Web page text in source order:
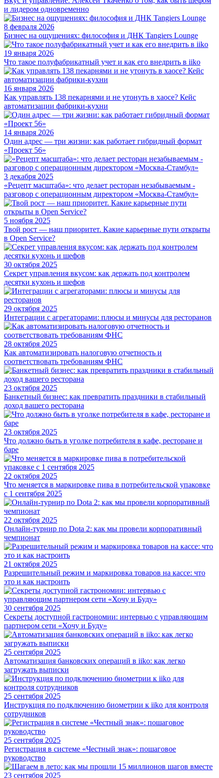
и лидером одновременно
8 февраля 2026
Бизнес на ощущениях: философия и ДНК Tangiers Lounge
19 января 2026
Что такое полуфабрикатный учет и как его внедрить в iiko
16 января 2026
Как управлять 138 пекарнями и не утонуть в хаосе? Кейс
автоматизации фабрики-кухни
14 января 2026
Один адрес — три жизни: как работает гибридный формат
«Проект 56»
3 декабря 2025
«Рецепт масштаба»: что делает ресторан незабываемым -
разговор с операционным директором «Москва-Стамбул»
5 ноября 2025
Твой рост — наш приоритет. Какие карьерные пути открыты
в Open Service?
30 октября 2025
Секрет управления вкусом: как держать под контролем
десятки кухонь и шефов
29 октября 2025
Интеграции с агрегаторами: плюсы и минусы для ресторанов
28 октября 2025
Как автоматизировать налоговую отчетность и
соответствовать требованиям ФНС
23 октября 2025
Банкетный бизнес: как превратить праздники в стабильный
доход вашего ресторана
23 октября 2025
Что должно быть в уголке потребителя в кафе, ресторане и
баре
22 октября 2025
Что меняется в маркировке пива в потребительской упаковке
с 1 сентября 2025
22 октября 2025
Онлайн-турнир по Dota 2: как мы провели корпоративный
чемпионат
21 октября 2025
Разрешительный режим и маркировка товаров на кассе: что
это и как настроить
30 сентября 2025
Секреты доступной гастрономии: интервью с управляющим
партнером сети «Хочу и Буду»
25 сентября 2025
Автоматизация банковских операций в iiko: как легко
загружать выписки
25 сентября 2025
Инструкция по подключению биометрии к iiko для контроля
сотрудников
25 сентября 2025
Регистрация в системе «Честный знак»: пошаговое
руководство
23 сентября 2025